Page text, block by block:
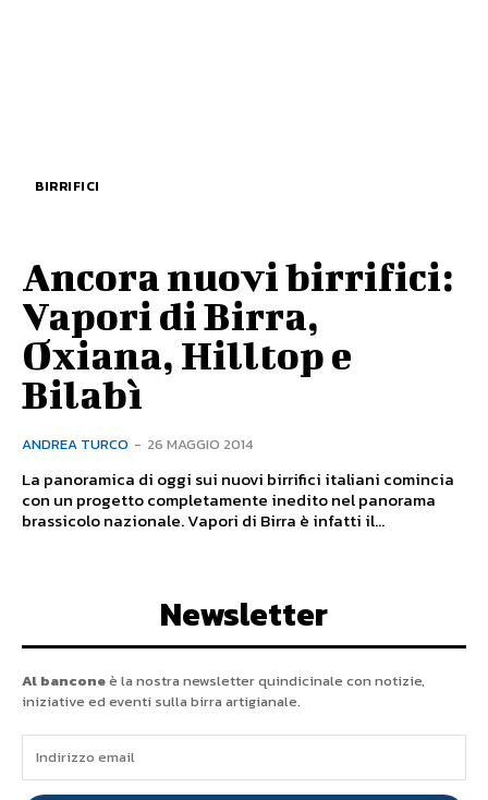
BIRRIFICI
Ancora nuovi birrifici:
Vapori di Birra,
Oxiana, Hilltop e
Bilabì
ANDREA TURCO - 26 MAGGIO 2014
La panoramica di oggi sui nuovi birrifici italiani comincia
con un progetto completamente inedito nel panorama
brassicolo nazionale. Vapori di Birra è infatti il...
Newsletter
Al banconeè la nostra newsletter quindicinale con notizie,
iniziative ed eventi sulla birra artigianale.